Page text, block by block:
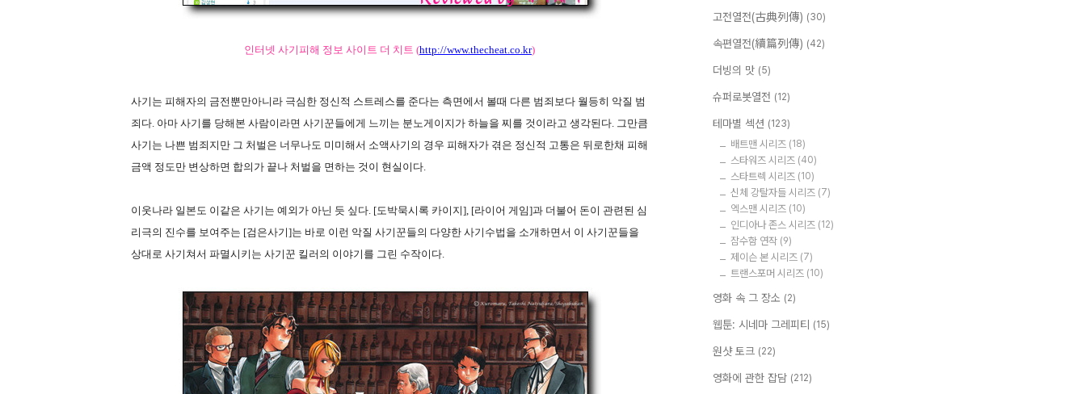
인터넷 사기피해 정보 사이트 더 치트 (http://www.thecheat.co.kr)
사기는 피해자의 금전뿐만아니라 극심한 정신적 스트레스를 준다는 측면에서 볼때 다른 범죄보다 월등히 악질 범
죄다. 아마 사기를 당해본 사람이라면 사기꾼들에게 느끼는 분노게이지가 하늘을 찌를 것이라고 생각된다. 그만큼
사기는 나쁜 범죄지만 그 처벌은 너무나도 미미해서 소액사기의 경우 피해자가 겪은 정신적 고통은 뒤로한채 피해
금액 정도만 변상하면 합의가 끝나 처벌을 면하는 것이 현실이다.
이웃나라 일본도 이같은 사기는 예외가 아닌 듯 싶다. [도박묵시록 카이지], [라이어 게임]과 더불어 돈이 관련된 심
리극의 진수를 보여주는 [검은사기]는 바로 이런 악질 사기꾼들의 다양한 사기수법을 소개하면서 이 사기꾼들을
상대로 사기쳐서 파멸시키는 사기꾼 킬러의 이야기를 그린 수작이다.
고전열전(古典列傳) (30)
속편열전(續篇列傳) (42)
더빙의 맛 (5)
슈퍼로봇열전 (12)
테마별 섹션 (123)
배트맨 시리즈 (18)
스타워즈 시리즈 (40)
스타트렉 시리즈 (10)
신체 강탈자들 시리즈 (7)
엑스맨 시리즈 (10)
인디아나 존스 시리즈 (12)
잠수함 연작 (9)
제이슨 본 시리즈 (7)
트랜스포머 시리즈 (10)
영화 속 그 장소 (2)
웹툰: 시네마 그레피티 (15)
원샷 토크 (22)
영화에 관한 잡담 (212)